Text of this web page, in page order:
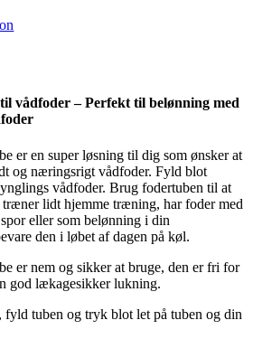
vådfoder – Perfekt til belønning med
er en super løsning til dig som ønsker at
og næringsrigt vådfoder. Fyld blot
vådfoder. Brug fodertuben til at
lidt hjemme træning, har foder med
eller som belønning i din
den i løbet af dagen på køl.
er nem og sikker at bruge, den er fri for
god lækagesikker lukning.
fyld tuben og tryk blot let på tuben og din